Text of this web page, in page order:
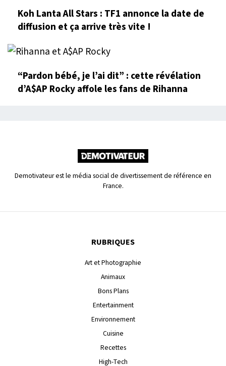
Koh Lanta All Stars : TF1 annonce la date de
diffusion et ça arrive très vite !
“Pardon bébé, je l’ai dit” : cette révélation
d’A$AP Rocky affole les fans de Rihanna
Demotivateur est le média social de divertissement de référence en
France.
RUBRIQUES
Art et Photographie
Animaux
Bons Plans
Entertainment
Environnement
Cuisine
Recettes
High-Tech